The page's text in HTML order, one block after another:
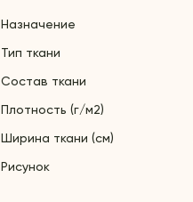
Назначение
Тип ткани
Состав ткани
Плотность (г/м2)
Ширина ткани (см)
Рисунок